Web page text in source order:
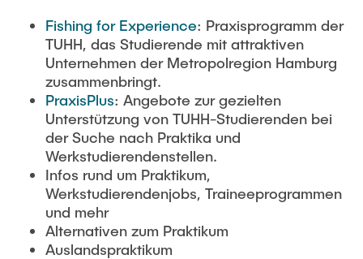
Fishing for Experience: Praxisprogramm der
TUHH, das Studierende mit attraktiven
Unternehmen der Metropolregion Hamburg
zusammenbringt.
PraxisPlus: Angebote zur gezielten
Unterstützung von TUHH-Studierenden bei
der Suche nach Praktika und
Werkstudierendenstellen.
Infos rund um Praktikum,
Werkstudierendenjobs, Traineeprogrammen
und mehr
Alternativen zum Praktikum
Auslandspraktikum